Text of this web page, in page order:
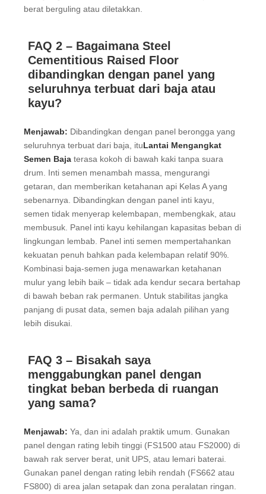
berat berguling atau diletakkan.
FAQ 2 – Bagaimana Steel
Cementitious Raised Floor
dibandingkan dengan panel yang
seluruhnya terbuat dari baja atau
kayu?
Menjawab: Dibandingkan dengan panel berongga yang
seluruhnya terbuat dari baja, ituLantai Mengangkat
Semen Baja terasa kokoh di bawah kaki tanpa suara
drum. Inti semen menambah massa, mengurangi
getaran, dan memberikan ketahanan api Kelas A yang
sebenarnya. Dibandingkan dengan panel inti kayu,
semen tidak menyerap kelembapan, membengkak, atau
membusuk. Panel inti kayu kehilangan kapasitas beban di
lingkungan lembab. Panel inti semen mempertahankan
kekuatan penuh bahkan pada kelembapan relatif 90%.
Kombinasi baja-semen juga menawarkan ketahanan
mulur yang lebih baik – tidak ada kendur secara bertahap
di bawah beban rak permanen. Untuk stabilitas jangka
panjang di pusat data, semen baja adalah pilihan yang
lebih disukai.
FAQ 3 – Bisakah saya
menggabungkan panel dengan
tingkat beban berbeda di ruangan
yang sama?
Menjawab: Ya, dan ini adalah praktik umum. Gunakan
panel dengan rating lebih tinggi (FS1500 atau FS2000) di
bawah rak server berat, unit UPS, atau lemari baterai.
Gunakan panel dengan rating lebih rendah (FS662 atau
FS800) di area jalan setapak dan zona peralatan ringan.